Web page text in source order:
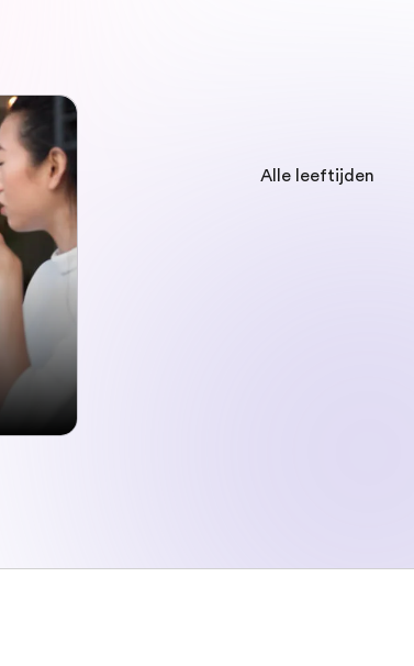
Alle leeftijden